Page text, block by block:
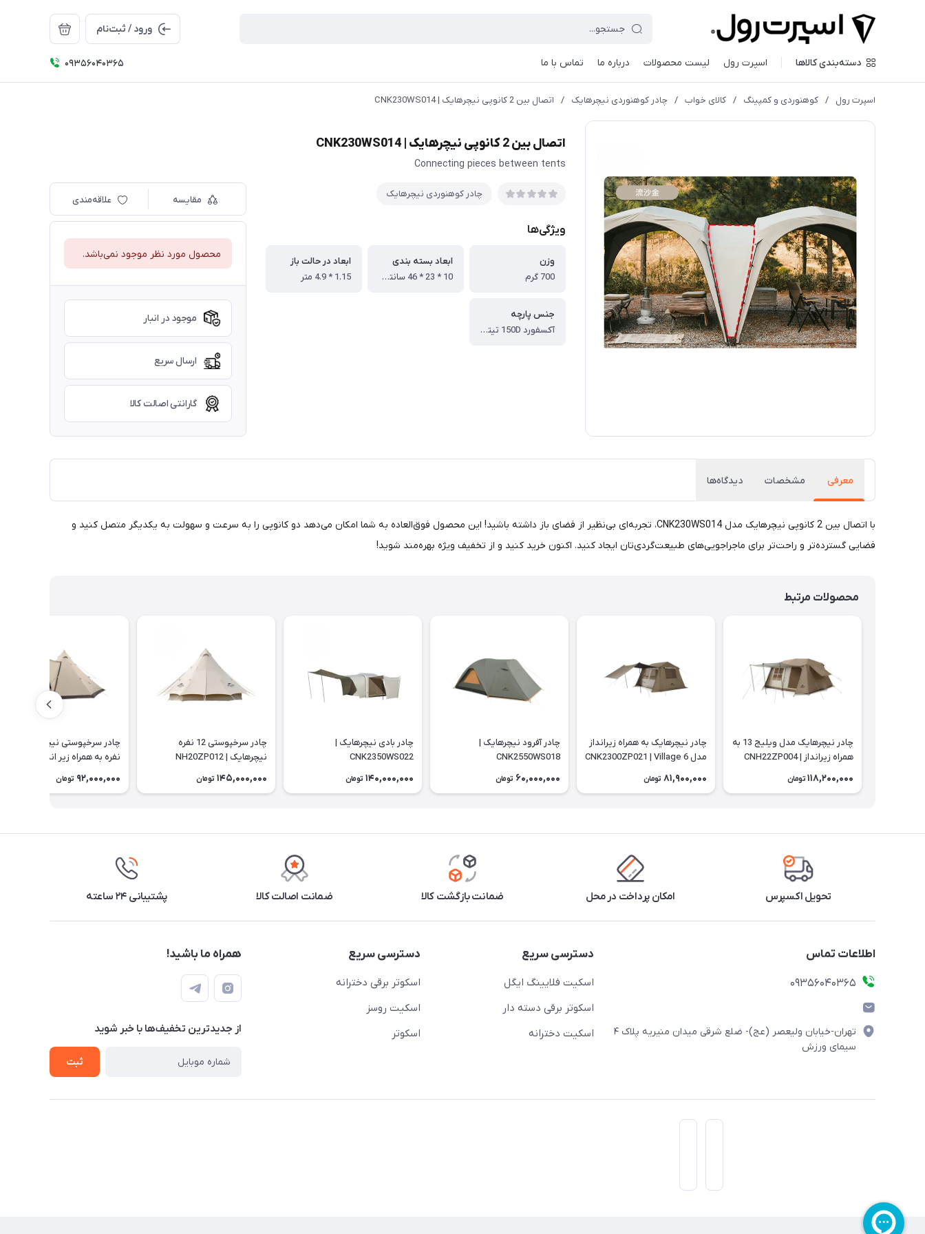
ورود / ثبت‌نام
دسته‌بندی کالاها اسپرت رول لیست محصولات درباره ما تماس با ما 09356040365
اسپرت رول / کوهنوردی و کمپینگ / کالای خواب / چادر کوهنوردی نیچرهایک / اتصال بین 2 کانوپی نیچرهایک | CNK230WS014
اتصال بین 2 کانوپی نیچرهایک | CNK230WS014
Connecting pieces between tents
چادر کوهنوردی نیچرهایک
ویژگی‌ها
وزن
700 گرم
ابعاد بسته بندی
10 * 23 * 46 سانتی متر
ابعاد در حالت باز
1.15 * 4.9 متر
جنس پارچه
آکسفورد 150D تیتانیوم وینیل
مقایسه علاقه‌مندی
محصول مورد نظر موجود نمی‌باشد.
موجود در انبار
ارسال سریع
گارانتی اصالت کالا
معرفی مشخصات دیدگاه‌ها
با اتصال بین 2 کانوپی نیچرهایک مدل CNK230WS014، تجربه‌ای بی‌نظیر از فضای باز داشته باشید! این محصول فوق‌العاده به شما امکان می‌دهد دو کانوپی را به سرعت و سهولت به یکدیگر متصل کنید و
فضایی گسترده‌تر و راحت‌تر برای ماجراجویی‌های طبیعت‌گردی‌تان ایجاد کنید. اکنون خرید کنید و از تخفیف ویژه بهره‌مند شوید!
محصولات مرتبط
چادر نیچرهایک مدل ویلیج 13 به
همراه زیرانداز | CNH22ZP004
118,200,000 تومان
چادر نیچرهایک به همراه زیرانداز
مدل CNK2300ZP021 | Village 6
81,900,000 تومان
چادر آفرود نیچرهایک |
CNK2550WS018
60,000,000 تومان
چادر بادی نیچرهایک |
CNK2350WS022
140,000,000 تومان
چادر سرخپوستی 12 نفره
نیچرهایک | NH20ZP012
145,000,000 تومان
نفره به همراه زیر انداز |
92,000,000 تومان
تحویل اکسپرس امکان پرداخت در محل ضمانت بازگشت کالا ضمانت اصالت کالا پشتیبانی ۲۴ ساعته
اطلاعات تماس
۰۹۳۵۶۰۴۰۳۶۵
تهران-خیابان ولیعصر (عج)- ضلع شرقی میدان منیریه پلاک ۴
سیمای ورزش
دسترسی سریع
اسکیت فلایینگ ایگل
اسکوتر برقی دسته دار
اسکیت دخترانه
دسترسی سریع
اسکوتر برقی دخترانه
اسکیت روسز
اسکوتر
همراه ما باشید!
از جدید‌ترین تخفیف‌ها با‌ خبر شوید
ثبت